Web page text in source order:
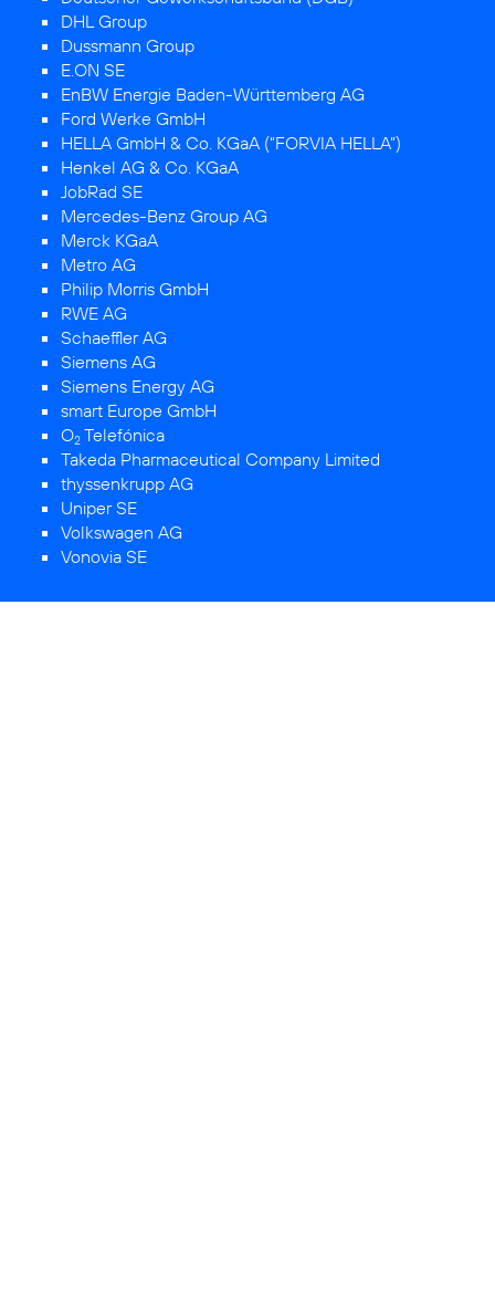
DHL Group
Dussmann Group
E.ON SE
EnBW Energie Baden-Württemberg AG
Ford Werke GmbH
HELLA GmbH & Co. KGaA (“FORVIA HELLA”)
Henkel AG & Co. KGaA
JobRad SE
Mercedes-Benz Group AG
Merck KGaA
Metro AG
Philip Morris GmbH
RWE AG
Schaeffler AG
Siemens AG
Siemens Energy AG
smart Europe GmbH
O2 Telefónica
Takeda Pharmaceutical Company Limited
thyssenkrupp AG
Uniper SE
Volkswagen AG
Vonovia SE